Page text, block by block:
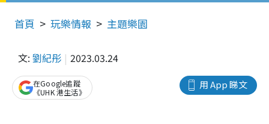
首頁 玩樂情報 主題樂園
文: 劉紀彤 2023.03.24
用 App 睇文
在Google追蹤
《UHK 港生活》